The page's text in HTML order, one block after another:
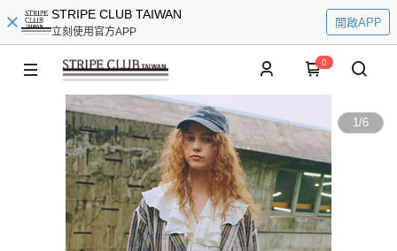
STRIPE CLUB TAIWAN
立刻使用官方APP
開啟APP
0
1/6